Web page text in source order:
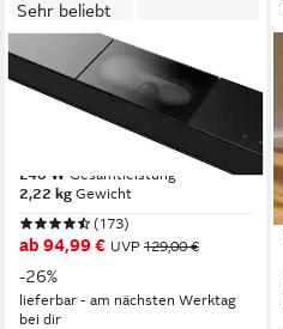
Sehr beliebt
HISENSE
HS2000 2.1 Kanal Soundbar
mit integriertem Subwoofer
2.1 Soundsystem
240 W Gesamtleistung
2,22 kg Gewicht
(173)
ab 94,99 € UVP 129,00 €
-26%
lieferbar - am nächsten Werktag
bei dir